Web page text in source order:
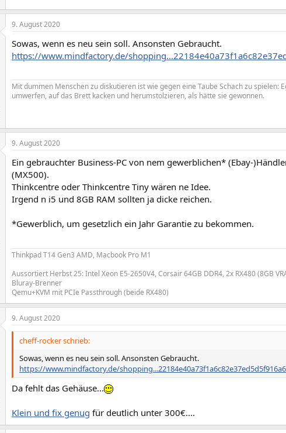
9. August 2020
Sowas, wenn es neu sein soll. Ansonsten Gebraucht.
https://www.mindfactory.de/
Mit dummen Menschen zu diskutieren ist wie gegen eine Taube Schach zu spielen:
umwerfen, auf das Brett kacken und herumstolzieren, als hätte sie gewonnen.
9. August 2020
Ein gebrauchter Business-PC von nem gewerblichen* (Ebay-
(MX500).
Thinkcentre oder Thinkcentre Tiny wären ne Idee.
Irgend n i5 und 8GB RAM sollten ja dicke reichen.
*Gewerblich, um gesetzlich ein Jahr Garantie zu bekommen.
Thinkpad T14 Gen3 AMD, Macbook Pro M1
Aussortiert Herbst 25: Intel Xeon E5-2650V4, Corsair 64GB DDR4, 2x RX480 (8GB
Bluray-Brenner
Qemu+KVM mit PCIe Passthrough (beide RX480)
9. August 2020
cheff-rocker schrieb:
Sowas, wenn es neu sein soll. Ansonsten Gebraucht.
https://www.mindfactory.de/
Da fehlt das Gehäuse...
Klein und fix genug für deutlich unter 300€....